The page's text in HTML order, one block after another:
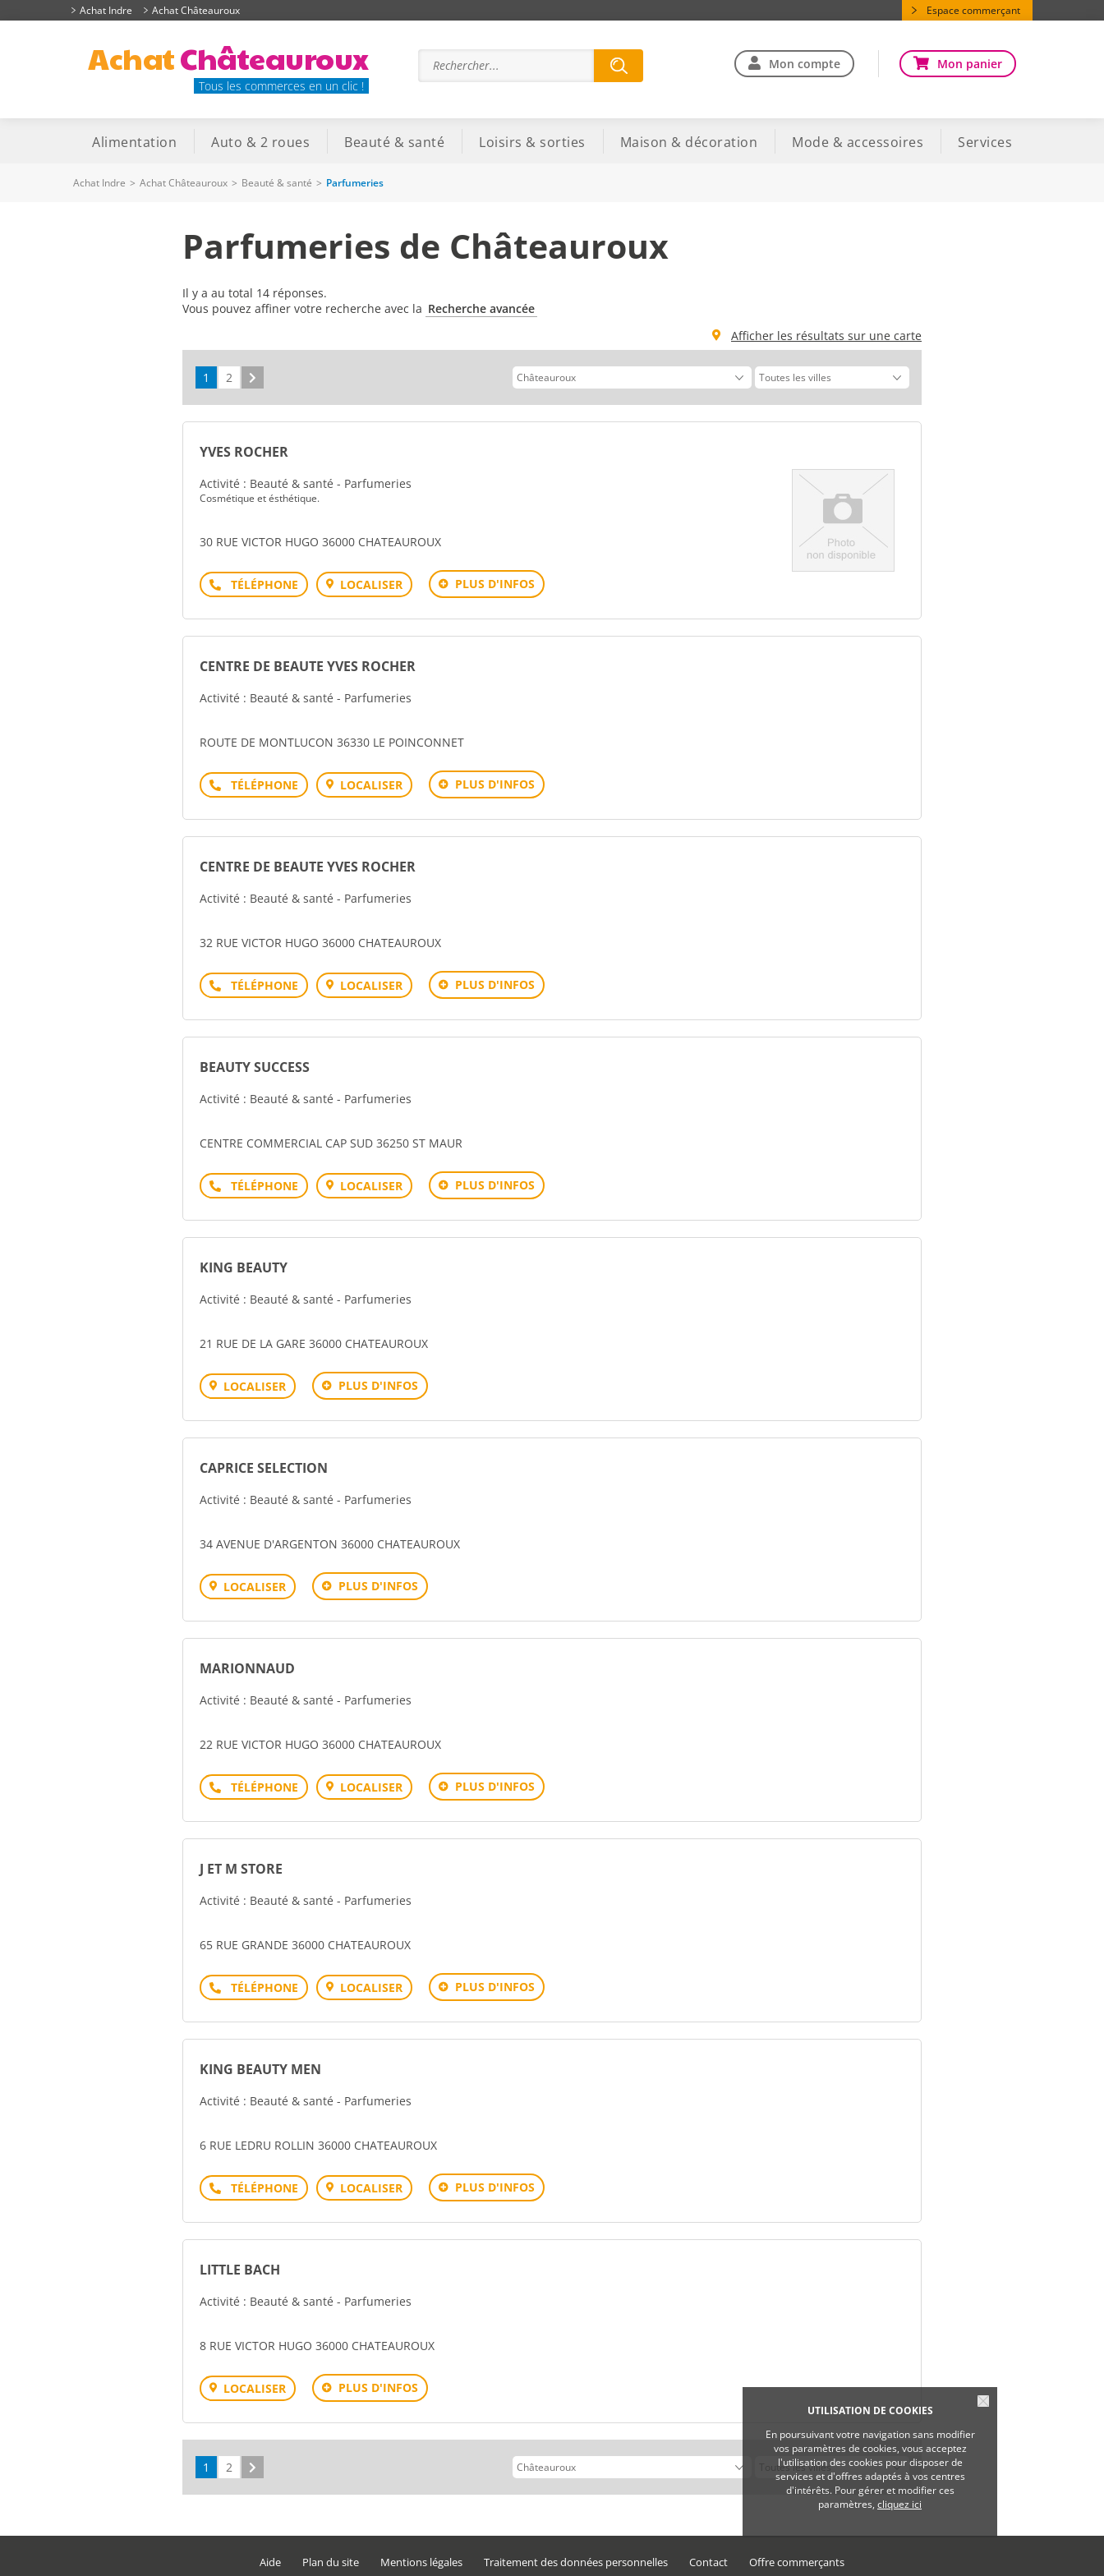
UTILISATION DE COOKIES
En poursuivant votre navigation sans modifier
vos paramètres de cookies, vous acceptez
l'utilisation des cookies pour disposer de
services et d'offres adaptés à vos centres
d'intérêts. Pour gérer et modifier ces
paramètres, cliquez ici
Achat Indre Achat Châteauroux Espace commerçant
AchatChâteauroux
Tous les commerces en un clic !
Mon compte Mon panier
Alimentation Auto & 2 roues Beauté & santé Loisirs & sorties Maison & décoration Mode & accessoires Services
Achat Indre > Achat Châteauroux > Beauté & santé > Parfumeries
Parfumeries de Châteauroux
Il y a au total 14 réponses.
Vous pouvez affiner votre recherche avec la Recherche avancée
Afficher les résultats sur une carte
1 2
YVES ROCHER
Activité : Beauté & santé - Parfumeries
Cosmétique et ésthétique.
30 RUE VICTOR HUGO 36000 CHATEAUROUX
Téléphone LOCALISER PLUS D'INFOS
CENTRE DE BEAUTE YVES ROCHER
Activité : Beauté & santé - Parfumeries
ROUTE DE MONTLUCON 36330 LE POINCONNET
Téléphone LOCALISER PLUS D'INFOS
CENTRE DE BEAUTE YVES ROCHER
Activité : Beauté & santé - Parfumeries
32 RUE VICTOR HUGO 36000 CHATEAUROUX
Téléphone LOCALISER PLUS D'INFOS
BEAUTY SUCCESS
Activité : Beauté & santé - Parfumeries
CENTRE COMMERCIAL CAP SUD 36250 ST MAUR
Téléphone LOCALISER PLUS D'INFOS
KING BEAUTY
Activité : Beauté & santé - Parfumeries
21 RUE DE LA GARE 36000 CHATEAUROUX
LOCALISER PLUS D'INFOS
CAPRICE SELECTION
Activité : Beauté & santé - Parfumeries
34 AVENUE D'ARGENTON 36000 CHATEAUROUX
LOCALISER PLUS D'INFOS
MARIONNAUD
Activité : Beauté & santé - Parfumeries
22 RUE VICTOR HUGO 36000 CHATEAUROUX
Téléphone LOCALISER PLUS D'INFOS
J ET M STORE
Activité : Beauté & santé - Parfumeries
65 RUE GRANDE 36000 CHATEAUROUX
Téléphone LOCALISER PLUS D'INFOS
KING BEAUTY MEN
Activité : Beauté & santé - Parfumeries
6 RUE LEDRU ROLLIN 36000 CHATEAUROUX
Téléphone LOCALISER PLUS D'INFOS
LITTLE BACH
Activité : Beauté & santé - Parfumeries
8 RUE VICTOR HUGO 36000 CHATEAUROUX
LOCALISER PLUS D'INFOS
1 2
Aide Plan du site Mentions légales Traitement des données personnelles Contact Offre commerçants